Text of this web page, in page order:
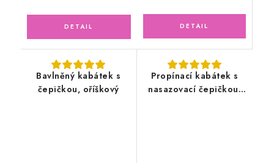
Bavlněný kabátek s
čepičkou, oříškový
Propínací kabátek s
nasazovací čepičkou,